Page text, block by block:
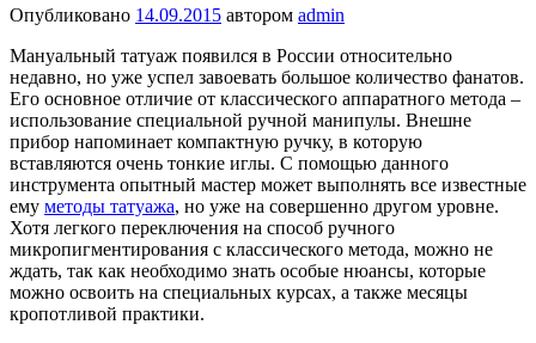
Опубликовано 14.09.2015 автором admin
Мануальный татуаж появился в России относительно
недавно, но уже успел завоевать большое количество фанатов.
Его основное отличие от классического аппаратного метода –
использование специальной ручной манипулы. Внешне
прибор напоминает компактную ручку, в которую
вставляются очень тонкие иглы. С помощью данного
инструмента опытный мастер может выполнять все известные
ему методы татуажа, но уже на совершенно другом уровне.
Хотя легкого переключения на способ ручного
микропигментирования с классического метода, можно не
ждать, так как необходимо знать особые нюансы, которые
можно освоить на специальных курсах, а также месяцы
кропотливой практики.